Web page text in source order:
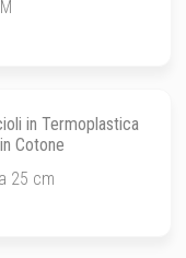
in Termoplastica
Cotone
25 cm